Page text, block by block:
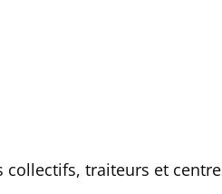
traiteurs et